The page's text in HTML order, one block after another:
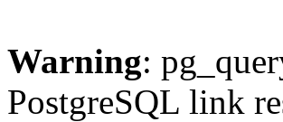
Warning:
PostgreSQL link